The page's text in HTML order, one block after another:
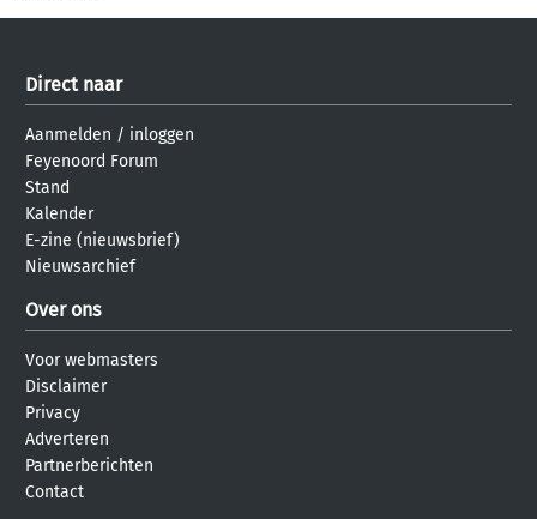
Direct naar
Aanmelden / inloggen
Feyenoord Forum
Stand
Kalender
E-zine (nieuwsbrief)
Nieuwsarchief
Over ons
Voor webmasters
Disclaimer
Privacy
Adverteren
Partnerberichten
Contact